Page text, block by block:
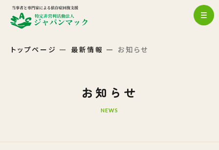
トップページ 最新情報 お知らせ
お知らせ
NEWS